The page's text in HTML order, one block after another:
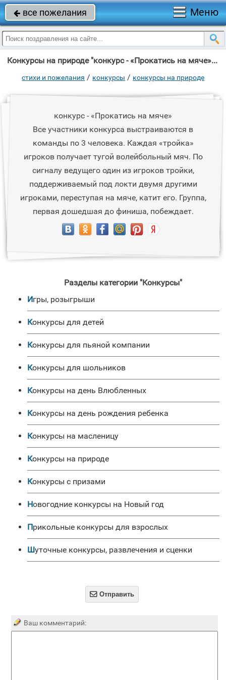
 все пожелания Меню
Конкурсы на природе "конкурс - «Прокатись на мяче» Все участники конкурса выстраиваются в команды по"
стихи и пожелания / конкурсы / конкурсы на природе
конкурс - «Прокатись на мяче»
Все участники конкурса выстраиваются в
команды по 3 человека. Каждая «тройка»
игроков получает тугой волейбольный мяч. По
сигналу ведущего один из игроков тройки,
поддерживаемый под локти двумя другими
игроками, переступая на мяче, катит его. Группа,
первая дошедшая до финиша, побеждает.
Разделы категории "Конкурсы"
Игры, розыгрыши
Конкурсы для детей
Конкурсы для пьяной компании
Конкурсы для шольников
Конкурсы на день Влюбленных
Конкурсы на день рождения ребенка
Конкурсы на масленицу
Конкурсы на природе
Конкурсы с призами
Новогодние конкурсы на Новый год
прикольные конкурсы для взрослых
Шуточные конкурсы, развлечения и сценки
 Отправить
Ваш комментарий: